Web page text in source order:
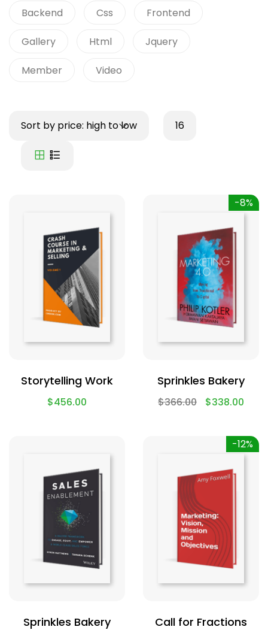
Backend Css Frontend
Gallery Html Jquery
Member Video
Sort by price: high to low 16
Storytelling Work
$456.00
-8%
Sprinkles Bakery
$366.00 $338.00
Sprinkles Bakery
-12%
Call for Fractions